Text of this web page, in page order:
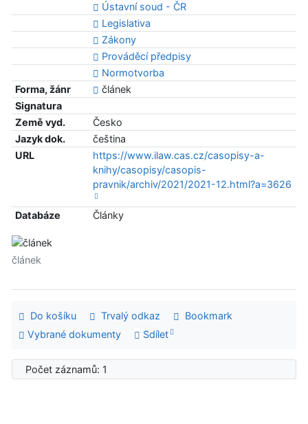
Ústavní soud - ČR
Legislativa
Zákony
Prováděcí předpisy
Normotvorba
Forma, žánr
článek
Signatura
Země vyd.
Česko
Jazyk dok.
čeština
URL
https://www.ilaw.cas.cz/casopisy-a-
knihy/casopisy/casopis-
pravnik/archiv/2021/2021-12.html?a=3626
Databáze Články
článek
Do košíku Trvalý odkaz
Bookmark
Vybrané dokumenty
Sdílet
Počet záznamů: 1